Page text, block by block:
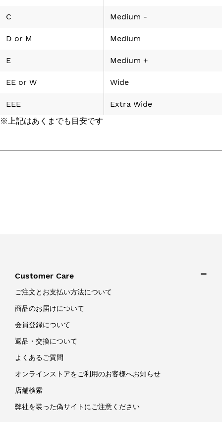
C Medium -
D or M Medium
E Medium +
EE or W Wide
EEE
Extra Wide
※上記はあくまでも目安です
Customer Care
ご注文とお支払い方法について
商品のお届けについて
会員登録について
返品・交換について
よくあるご質問
オンラインストアをご利用のお客様へお知らせ
店舗検索
弊社を装った偽サイトにご注意ください